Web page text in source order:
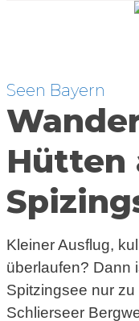
Seen Bayern
Hütten
Kleiner Ausflug,
überlaufen? Dann
Spitzingsee nur
Schlierseer